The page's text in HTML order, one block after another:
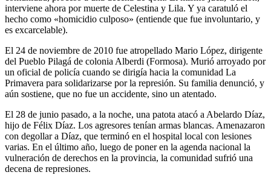
interviene ahora por muerte de Celestina y Lila. Y ya caratuló el
hecho como «homicidio culposo» (entiende que fue involuntario, y
es excarcelable).
El 24 de noviembre de 2010 fue atropellado Mario López, dirigente
del Pueblo Pilagá de colonia Alberdi (Formosa). Murió arroyado por
un oficial de policía cuando se dirigía hacia la comunidad La
Primavera para solidarizarse por la represión. Su familia denunció, y
aún sostiene, que no fue un accidente, sino un atentado.
El 28 de junio pasado, a la noche, una patota atacó a Abelardo Díaz,
hijo de Félix Díaz. Los agresores tenían armas blancas. Amenazaron
con degollar a Díaz, que terminó en el hospital local con lesiones
varias. En el último año, luego de poner en la agenda nacional la
vulneración de derechos en la provincia, la comunidad sufrió una
decena de represiones.